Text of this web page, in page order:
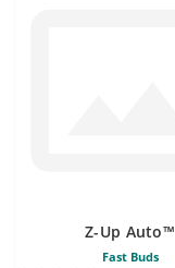
Z-Up Auto™
Fast Buds